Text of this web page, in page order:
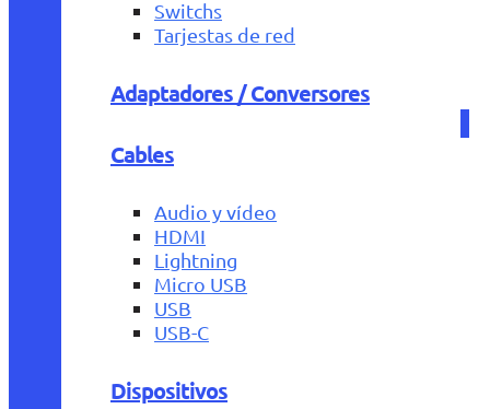
Switchs
Tarjestas de red
Adaptadores / Conversores
Cables
Audio y vídeo
HDMI
Lightning
Micro USB
USB
USB-C
Dispositivos